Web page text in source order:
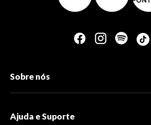
Sobre nós
Ajuda e Suporte